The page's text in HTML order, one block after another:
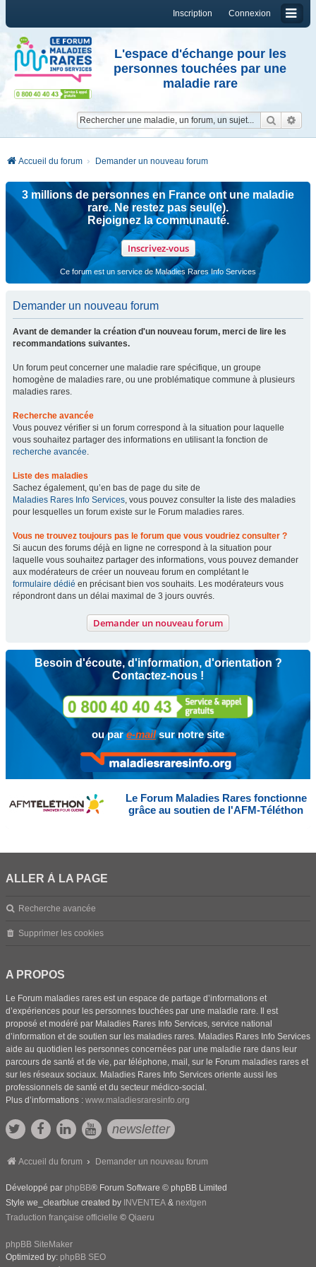
Connexion
Inscription
L'espace d'échange pour les
personnes touchées par une
maladie rare
Accueil du forum Demander un nouveau forum
3 millions de personnes en France ont une maladie
rare. Ne restez pas seul(e).
Rejoignez la communauté.
Inscrivez-vous
Ce forum est un service de Maladies Rares Info Services
Demander un nouveau forum
Avant de demander la création d'un nouveau forum, merci de lire les
recommandations suivantes.
Un forum peut concerner une maladie rare spécifique, un groupe
homogène de maladies rare, ou une problématique commune à plusieurs
maladies rares.
Recherche avancée
Vous pouvez vérifier si un forum correspond à la situation pour laquelle
vous souhaitez partager des informations en utilisant la fonction de
recherche avancée.
Liste des maladies
Sachez également, qu’en bas de page du site de
Maladies Rares Info Services, vous pouvez consulter la liste des maladies
pour lesquelles un forum existe sur le Forum maladies rares.
Vous ne trouvez toujours pas le forum que vous voudriez consulter ?
Si aucun des forums déjà en ligne ne correspond à la situation pour
laquelle vous souhaitez partager des informations, vous pouvez demander
aux modérateurs de créer un nouveau forum en complétant le
formulaire dédié en précisant bien vos souhaits. Les modérateurs vous
répondront dans un délai maximal de 3 jours ouvrés.
Demander un nouveau forum
Besoin d'écoute, d'information, d'orientation ?
Contactez-nous !
ou pare-mailsur notre site
Le Forum Maladies Rares fonctionne
grâce au soutien de l'AFM-Téléthon
ALLER À LA PAGE
Recherche avancée
Supprimer les cookies
A PROPOS
Le Forum maladies rares est un espace de partage d’informations et
d’expériences pour les personnes touchées par une maladie rare. Il est
proposé et modéré par Maladies Rares Info Services, service national
d’information et de soutien sur les maladies rares. Maladies Rares Info Services
aide au quotidien les personnes concernées par une maladie rare dans leur
parcours de santé et de vie, par téléphone, mail, sur le Forum maladies rares et
sur les réseaux sociaux. Maladies Rares Info Services oriente aussi les
professionnels de santé et du secteur médico-social.
Plus d’informations : www.maladiesraresinfo.org
newsletter
Accueil du forum Demander un nouveau forum
Développé par phpBB® Forum Software © phpBB Limited
Style we_clearblue created by INVENTEA & nextgen
Traduction française officielle © Qiaeru
phpBB SiteMaker
Optimized by: phpBB SEO